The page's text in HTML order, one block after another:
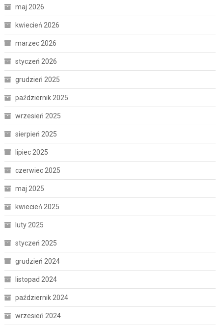
maj 2026
kwiecień 2026
marzec 2026
styczeń 2026
grudzień 2025
październik 2025
wrzesień 2025
sierpień 2025
lipiec 2025
czerwiec 2025
maj 2025
kwiecień 2025
luty 2025
styczeń 2025
grudzień 2024
listopad 2024
październik 2024
wrzesień 2024